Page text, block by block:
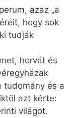
azaz „a
hogy sok
tudják
hor­vát és
tudomány és a
azt kérte:
világot.